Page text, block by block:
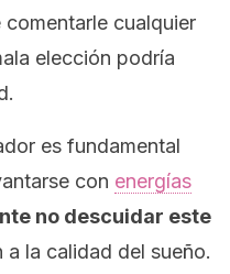
cualquier
elección podría
es fundamental
con energías
no descuidar este
la calidad del sueño.